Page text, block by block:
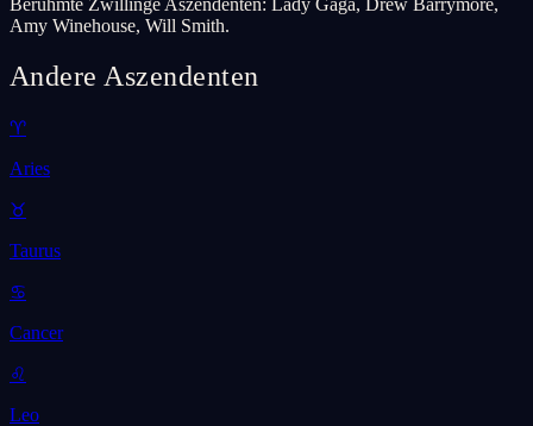
Berühmte Zwillinge Aszendenten: Lady Gaga, Drew Barrymore,
Amy Winehouse, Will Smith.
Andere Aszendenten
♈
Aries
♉
Taurus
♋
Cancer
♌
Leo